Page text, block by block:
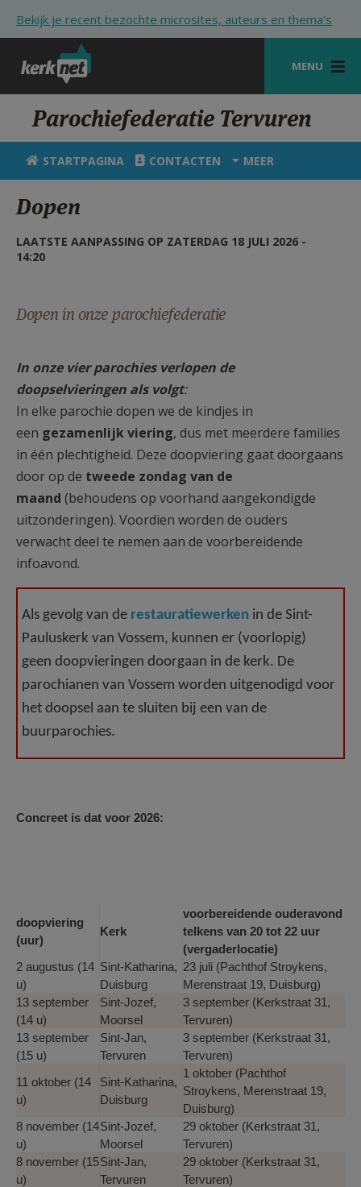
Bekijk je recent bezochte microsites, auteurs en thema's
MENU
STARTPAGINA
KERK
VIERINGEN
SHOP
ZOEKEN
STARTPAGINA PORTAAL
AANMELDEN OF REGISTREREN
Parochiefederatie Tervuren
STARTPAGINA CONTACTEN MEER
Dopen
LAATSTE AANPASSING OP ZATERDAG 18 JULI 2026 -
14:20
Dopen in onze parochiefederatie
In onze vier parochies verlopen de
doopselvieringen als volgt:
In elke parochie dopen we de kindjes in
een gezamenlijk viering, dus met meerdere families
in één plechtigheid. Deze doopviering gaat doorgaans
door op de tweede zondag van de
maand (behoudens op voorhand aangekondigde
uitzonderingen). Voordien worden de ouders
verwacht deel te nemen aan de voorbereidende
infoavond.
Als gevolg van de restauratiewerken in de Sint-
Pauluskerk van Vossem, kunnen er (voorlopig)
geen doopvieringen doorgaan in de kerk. De
parochianen van Vossem worden uitgenodigd voor
het doopsel aan te sluiten bij een van de
buurparochies.
Concreet is dat voor 2026:
doopviering
(uur)
Kerk
voorbereidende ouderavond
telkens van 20 tot 22 uur
(vergaderlocatie)
2 augustus (14
u)
Sint-Katharina,
Duisburg
23 juli (Pachthof Stroykens,
Merenstraat 19, Duisburg)
13 september
(14 u)
Sint-Jozef,
Moorsel
3 september (Kerkstraat 31,
Tervuren)
13 september
(15 u)
Sint-Jan,
Tervuren
3 september (Kerkstraat 31,
Tervuren)
11 oktober (14
u)
Sint-Katharina,
Duisburg
1 oktober (Pachthof
Stroykens, Merenstraat 19,
Duisburg)
8 november (14
u)
Sint-Jozef,
Moorsel
29 oktober (Kerkstraat 31,
Tervuren)
8 november (15
u)
Sint-Jan,
Tervuren
29 oktober (Kerkstraat 31,
Tervuren)